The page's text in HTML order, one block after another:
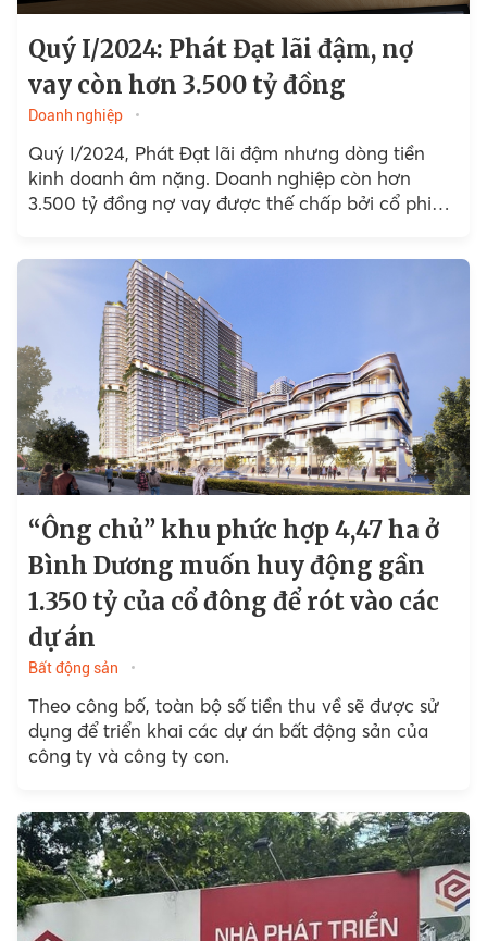
Quý I/2024: Phát Đạt lãi đậm, nợ
vay còn hơn 3.500 tỷ đồng
Doanh nghiệp
Quý I/2024, Phát Đạt lãi đậm nhưng dòng tiền
kinh doanh âm nặng. Doanh nghiệp còn hơn
3.500 tỷ đồng nợ vay được thế chấp bởi cổ phiếu,
“Ông chủ” khu phức hợp 4,47 ha ở
Bình Dương muốn huy động gần
1.350 tỷ của cổ đông để rót vào các
dự án
Bất động sản
Theo công bố, toàn bộ số tiền thu về sẽ được sử
dụng để triển khai các dự án bất động sản của
công ty và công ty con.